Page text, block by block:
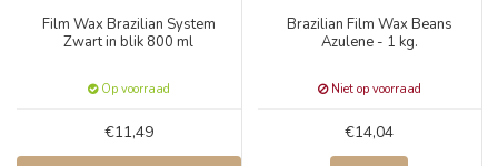
Film Wax Brazilian System
Zwart in blik 800 ml
Op voorraad
€11,49
Brazilian Film Wax Beans
Azulene - 1 kg.
Niet op voorraad
€14,04